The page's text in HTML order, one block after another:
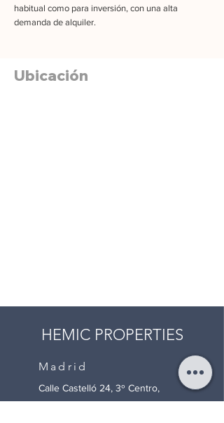
habitual como para inversión, con una alta
demanda de alquiler.
Ubicación
HEMIC PROPERTIES
Madrid
Calle Castelló 24, 3º Centro,